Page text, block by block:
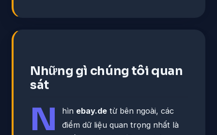
Những gì chúng tôi quan
sát
N hìn ebay.de từ bên ngoài, các
điểm dữ liệu quan trọng nhất là